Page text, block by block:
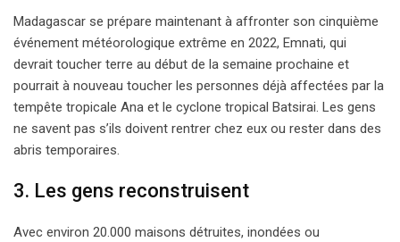
Madagascar se prépare maintenant à affronter son cinquième
événement météorologique extrême en 2022, Emnati, qui
devrait toucher terre au début de la semaine prochaine et
pourrait à nouveau toucher les personnes déjà affectées par la
tempête tropicale Ana et le cyclone tropical Batsirai. Les gens
ne savent pas s’ils doivent rentrer chez eux ou rester dans des
abris temporaires.
3. Les gens reconstruisent
Avec environ 20.000 maisons détruites, inondées ou